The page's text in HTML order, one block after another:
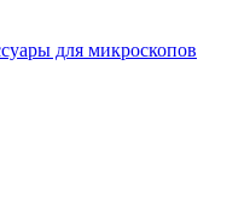
для микроскопов